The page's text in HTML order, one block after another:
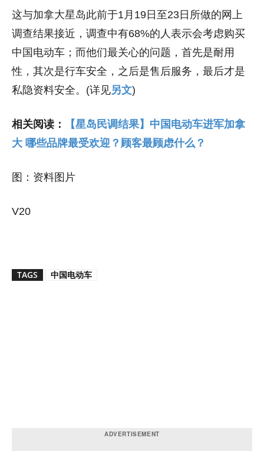
这与加拿大星岛此前于1月19日至23日所做的网上
调查结果接近，调查中有68%的人表示会考虑购买
中国电动车；而他们最关心的问题，首先是耐用
性，其次是行车安全，之后是售后服务，最后才是
私隐资料安全。(详见另文)
相关阅读：
【星岛民调结果】中国电动车进军加拿
大 哪些品牌最受欢迎？顾客最顾虑什么？
图：资料图片
V20
TAGS 中国电动车